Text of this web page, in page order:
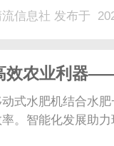
流信息社 发布于
效农业利器
式水肥机结合水
。智能化发展助